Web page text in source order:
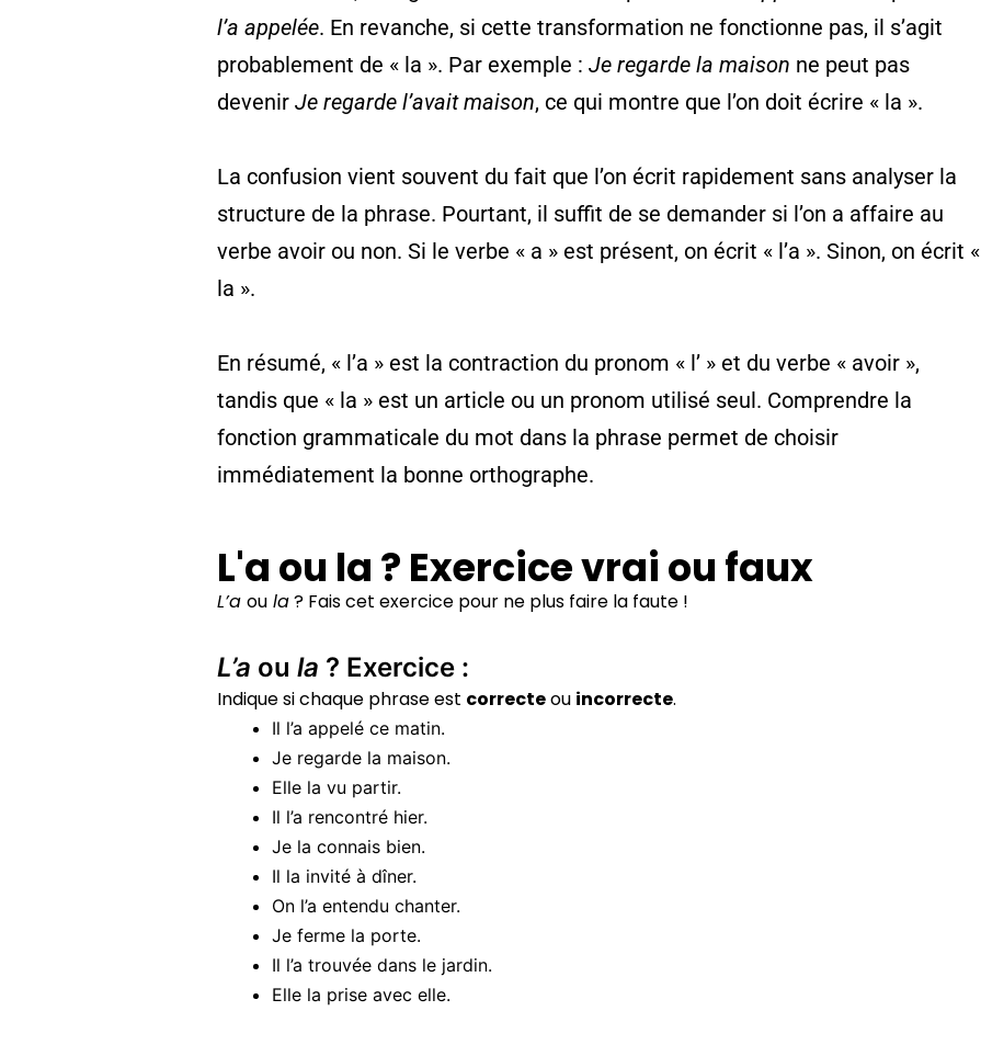
l’a appelée. En revanche, si cette transformation ne fonctionne pas, il s’agit
probablement de « la ». Par exemple :Je regarde la maison ne peut pas
devenirJe regarde l’avait maison, ce qui montre que l’on doit écrire « la ».
La confusion vient souvent du fait que l’on écrit rapidement sans analyser la
structure de la phrase. Pourtant, il suffit de se demander si l’on a affaire au
verbe avoir ou non. Si le verbe « a » est présent, on écrit « l’a ». Sinon, on écrit «
la ».
En résumé, « l’a » est la contraction du pronom « l’ » et du verbe « avoir »,
tandis que « la » est un article ou un pronom utilisé seul. Comprendre la
fonction grammaticale du mot dans la phrase permet de choisir
immédiatement la bonne orthographe.
L'a ou la ? Exercice vrai ou faux
L’aou la? Fais cet exercice pour ne plus faire la faute !
L’a ou la ? Exercice :
Indique si chaque phrase est correcteou incorrecte.
Il l’a appelé ce matin.
Je regarde la maison.
Elle la vu partir.
Il l’a rencontré hier.
Je la connais bien.
Il la invité à dîner.
On l’a entendu chanter.
Je ferme la porte.
Il l’a trouvée dans le jardin.
Elle la prise avec elle.